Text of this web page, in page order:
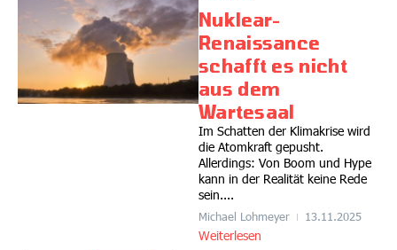
Nuklear-
Renaissance
schafft es nicht
aus dem
Wartesaal
Im Schatten der Klimakrise wird
die Atomkraft gepusht.
Allerdings: Von Boom und Hype
kann in der Realität keine Rede
sein....
Michael Lohmeyer 13.11.2025
Weiterlesen